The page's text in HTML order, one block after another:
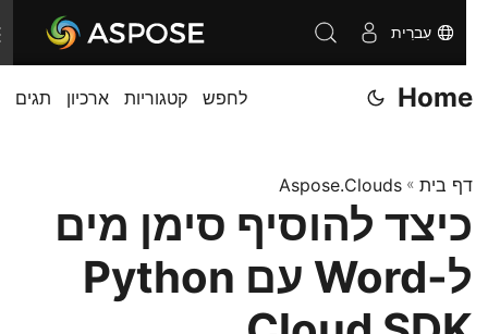
עִברִית
Home לחפש קטגוריות ארכיון תגים
דף בית»
Aspose.Clouds
כיצד להוסיף סימן מים
ל-Word עם Python